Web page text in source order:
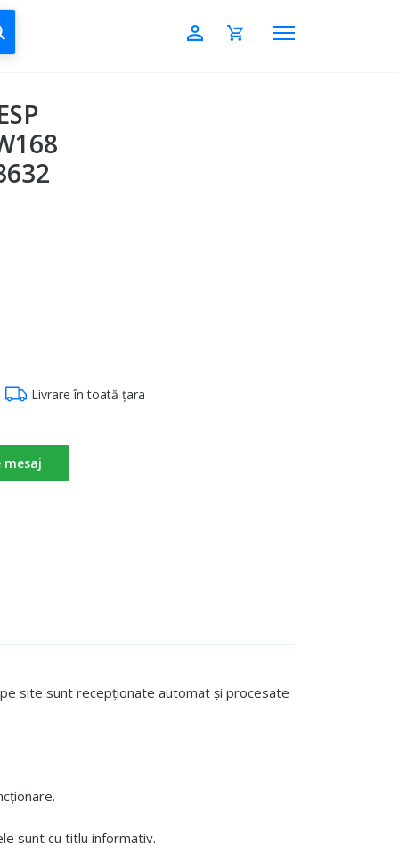
CAUTĂ
Livrare în toată țara
site sunt recepționate automat și procesate
sunt cu titlu informativ.